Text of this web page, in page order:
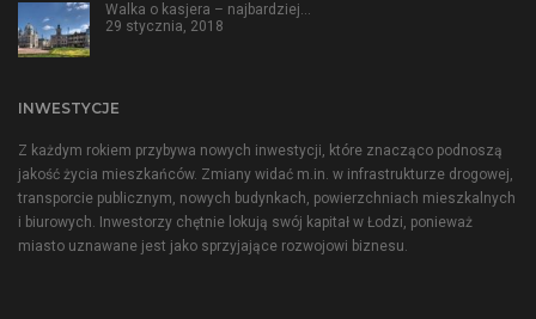
Walka o kasjera – najbardziej…
29 stycznia, 2018
INWESTYCJE
Z każdym rokiem przybywa nowych inwestycji, które znacząco podnoszą
jakość życia mieszkańców. Zmiany widać m.in. w infrastrukturze drogowej,
transporcie publicznym, nowych budynkach, powierzchniach mieszkalnych
i biurowych. Inwestorzy chętnie lokują swój kapitał w Łodzi, ponieważ
miasto uznawane jest jako sprzyjające rozwojowi biznesu.